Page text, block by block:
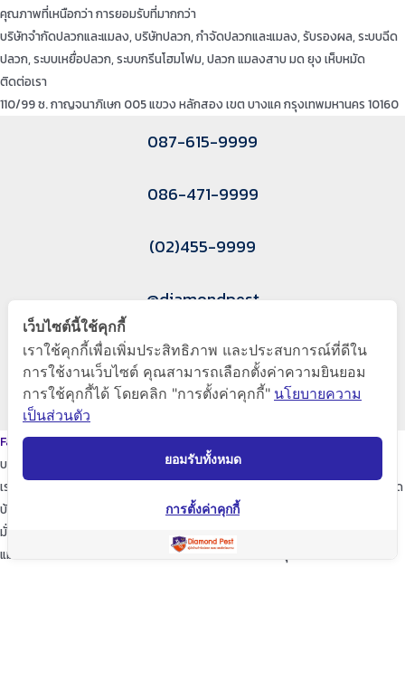
คุณภาพที่เหนือกว่า การยอมรับที่มากกว่า
บริษัทจำกัดปลวกและแมลง, บริษัทปลวก, กำจัดปลวกและแมลง, รับรองผล, ระบบฉีด
ปลวก, ระบบเหยื่อปลวก, ระบบกรีนโฮมโฟม, ปลวก แมลงสาบ มด ยุง เห็บหมัด
ติดต่อเรา
110/99 ซ. กาญจนาภิเษก 005 แขวง หลักสอง เขต บางแค กรุงเทพมหานคร 10160
087-615-9999
086-471-9999
(02)455-9999
@diamondpest
Diamond Pest Control
www.diamondpest.com
FacebookLineEnvelope
บริการของเรา
เราจะพัฒนาการบริการให้กับลูกค้าดียิ่งขึ้นในทุกๆด้าน ให้เราดูแลใส่ใจทุกรายละเอียด
บ้านของท่านก็เปรียบเสมือนบ้านของเรา
มั่นใจในเรามั่นใจใน “ไดมอนด์แพลนเนท” บริการเป็นเลิศ ผู้นำด้านการกำจัดปลวก
แมลง และสัตว์รบกวนต่างๆ ปลอดภัยต่อบ้านและครอบครัวคุณอย่างแน่นอน
เว็บไซต์นี้ใช้คุกกี้
เราใช้คุกกี้เพื่อเพิ่มประสิทธิภาพ และประสบการณ์ที่ดีใน
การใช้งานเว็บไซต์ คุณสามารถเลือกตั้งค่าความยินยอม
การใช้คุกกี้ได้ โดยคลิก "การตั้งค่าคุกกี้" นโยบายความ
เป็นส่วนตัว
ยอมรับทั้งหมด
การตั้งค่าคุกกี้